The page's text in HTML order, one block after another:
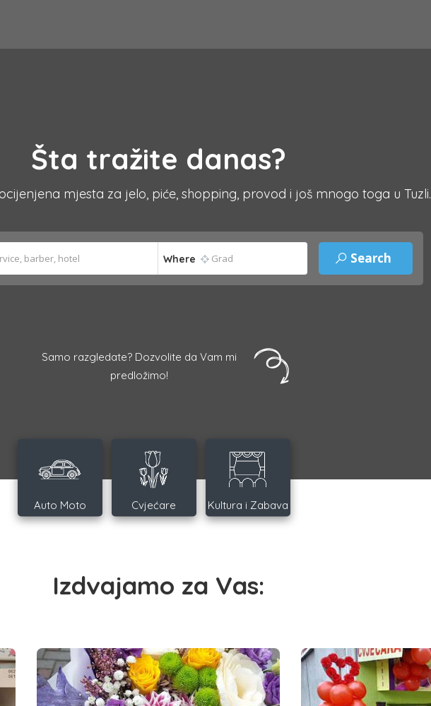
Šta tražite danas?
mjesta za jelo, piće, shopping, provod i još mnogo toga u Tuzli.
Where
Samo razgledate? Dozvolite da Vam mi
predložimo!
Auto Moto Cvjećare Kultura i Zabava
Izdvajamo za Vas: